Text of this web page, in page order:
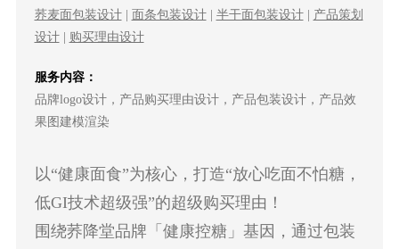
荞麦面包装设计| 面条包装设计| 半干面包装设计| 产品策划
设计| 购买理由设计
服务内容：
品牌logo设计，产品购买理由设计，产品包装设计，产品效
果图建模渲染
以“健康面食”为核心，打造“放心吃面不怕糖，
低GI技术超级强”的超级购买理由！
围绕荞降堂品牌「健康控糖」基因，通过包装